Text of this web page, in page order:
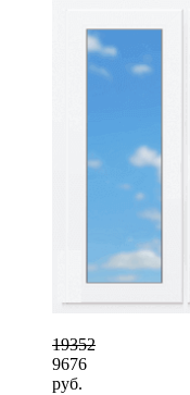
19352
9676
руб.